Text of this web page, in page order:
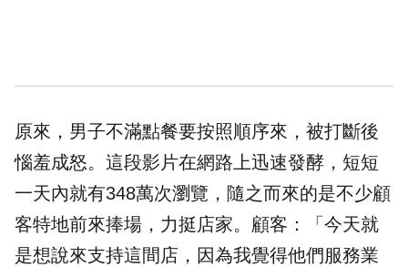
原來，男子不滿點餐要按照順序來，被打斷後
惱羞成怒。這段影片在網路上迅速發酵，短短
一天內就有348萬次瀏覽，隨之而來的是不少顧
客特地前來捧場，力挺店家。顧客：「今天就
是想說來支持這間店，因為我覺得他們服務業